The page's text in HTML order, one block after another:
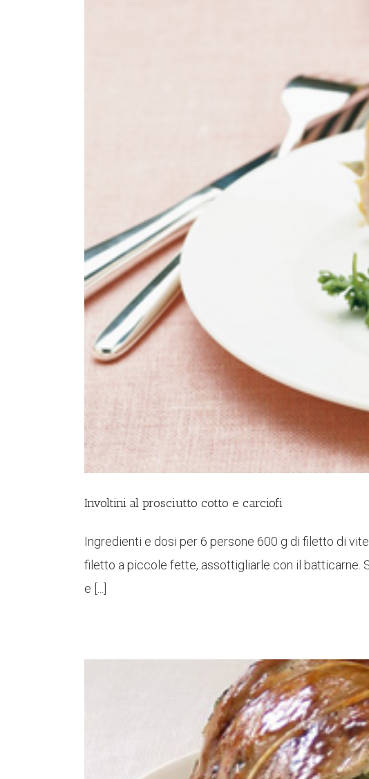
Involtini al prosciutto cotto e carciofi
Ingredienti e dosi per 6 persone 600 g di filetto di
filetto a piccole fette, assottigliarle con il batticarne.
e [...]